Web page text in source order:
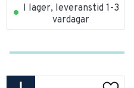
I lager, leveranstid 1-3
vardagar